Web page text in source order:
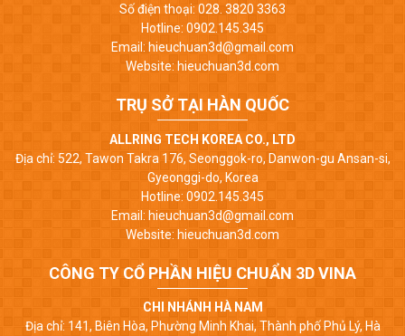
Số điện thoại: 028. 3820 3363
Hotline: 0902.145.345
Email: hieuchuan3d@gmail.com
Website: hieuchuan3d.com
TRỤ SỞ TẠI HÀN QUỐC
ALLRING TECH KOREA CO., LTD
Địa chỉ: 522, Tawon Takra 176, Seonggok-ro, Danwon-gu Ansan-si,
Gyeonggi-do, Korea
Hotline: 0902.145.345
Email: hieuchuan3d@gmail.com
Website: hieuchuan3d.com
CÔNG TY CỔ PHẦN HIỆU CHUẨN 3D VINA
CHI NHÁNH HÀ NAM
Địa chỉ: 141, Biên Hòa, Phường Minh Khai, Thành phố Phủ Lý, Hà